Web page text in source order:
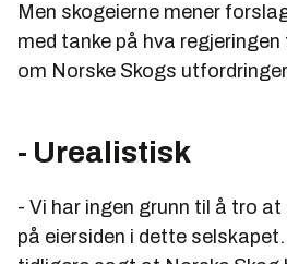
Men skogeierne mener
med tanke på hva
om Norske Skogs
- Urealistisk
- Vi har ingen grunn til å tro
på eiersiden i dette